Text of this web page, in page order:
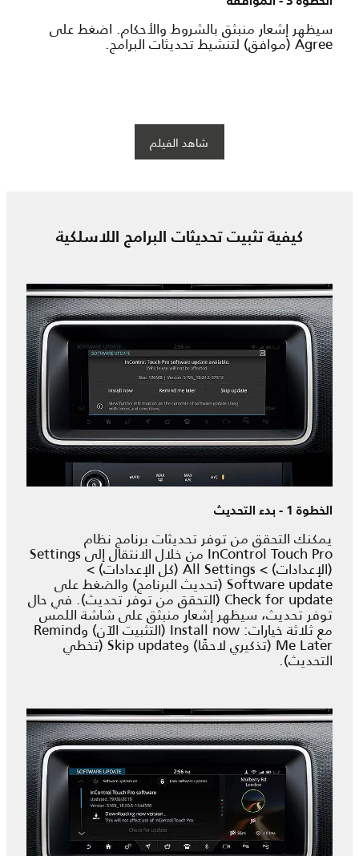
سيظهر إشعار منبثق بالشروط والأحكام. اضغط على
Agree (موافق) لتنشيط تحديثات البرامج.
شاهد الفيلم
كيفية تثبيت تحديثات البرامج اللاسلكية
الخطوة 1 - بدء التحديث
يمكنك التحقق من توفر تحديثات برنامج نظام
InControl Touch Pro من خلال الانتقال إلى Settings
(الإعدادات) > All Settings (كل الإعدادات) >
Software update (تحديث البرنامج) والضغط على
Check for update (التحقق من توفر تحديث). في حال
توفر تحديث، سيظهر إشعار منبثق على شاشة اللمس
مع ثلاثة خيارات: Install now (التثبيت الآن) وRemind
Me Later (تذكيري لاحقًا) وSkip update (تخطي
التحديث).